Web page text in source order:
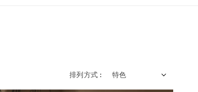
排列方式 :